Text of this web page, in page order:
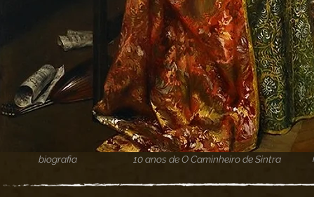
biografia 10 anos de O Caminheiro de Sintra